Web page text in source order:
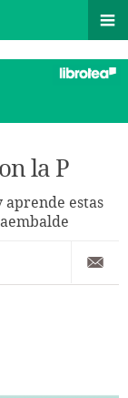
la P
aprende estas